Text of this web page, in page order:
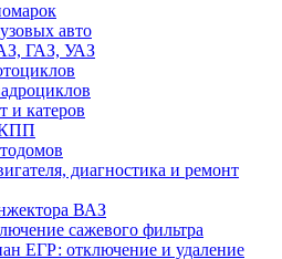
авто
ГАЗ, УАЗ
и катеров
диагностика и ремонт
ВАЗ
сажевого фильтра
ЕГР: отключение и удаление